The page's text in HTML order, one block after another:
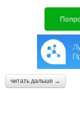
читать дальше →